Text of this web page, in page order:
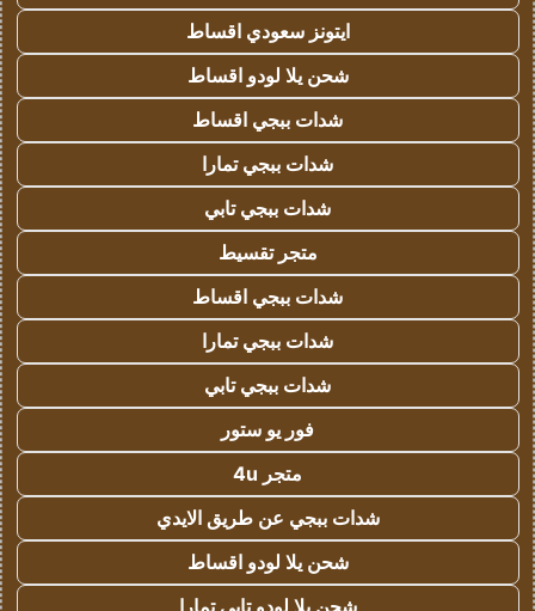
ايتونز سعودي اقساط
شحن يلا لودو اقساط
شدات ببجي اقساط
شدات ببجي تمارا
شدات ببجي تابي
متجر تقسيط
شدات ببجي اقساط
شدات ببجي تمارا
شدات ببجي تابي
فور يو ستور
متجر 4u
شدات ببجي عن طريق الايدي
شحن يلا لودو اقساط
شحن يلا لودو تابي تمارا